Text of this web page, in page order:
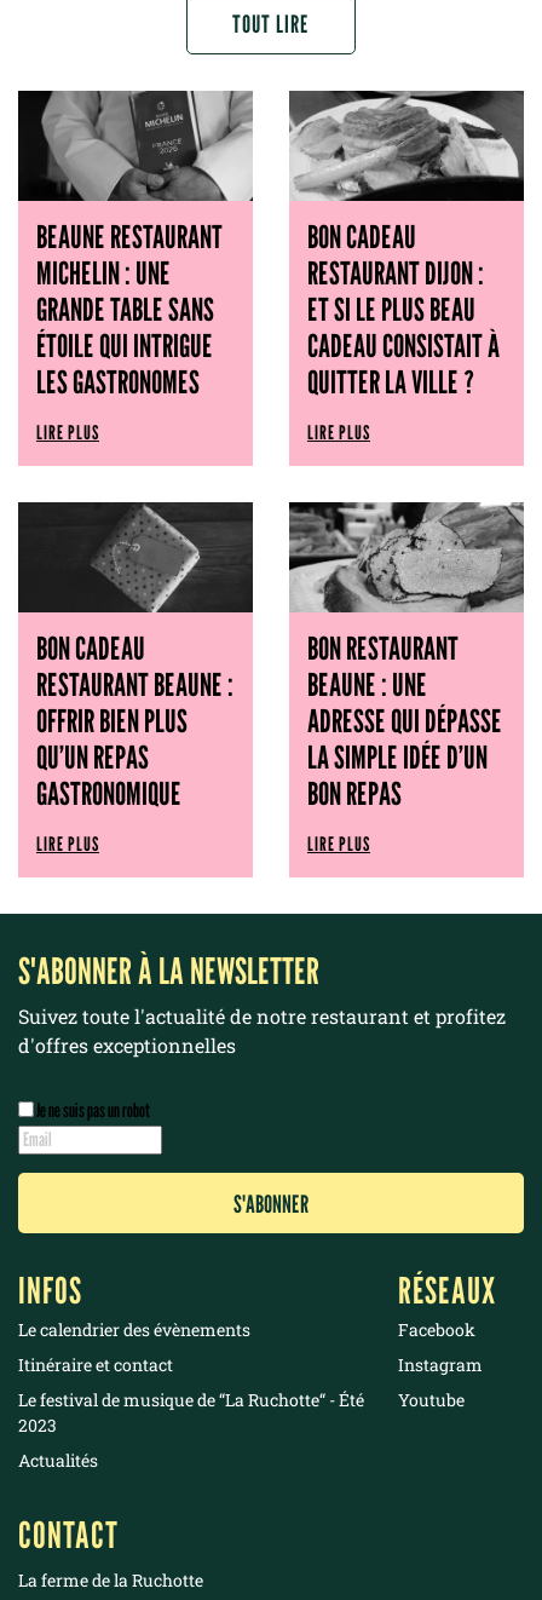
TOUT LIRE
BEAUNE RESTAURANT
MICHELIN : UNE
GRANDE TABLE SANS
ÉTOILE QUI INTRIGUE
LES GASTRONOMES
LIRE PLUS
BON CADEAU
RESTAURANT DIJON :
ET SI LE PLUS BEAU
CADEAU CONSISTAIT À
QUITTER LA VILLE ?
LIRE PLUS
BON CADEAU
RESTAURANT BEAUNE :
OFFRIR BIEN PLUS
QU’UN REPAS
GASTRONOMIQUE
LIRE PLUS
BON RESTAURANT
BEAUNE : UNE
ADRESSE QUI DÉPASSE
LA SIMPLE IDÉE D’UN
BON REPAS
LIRE PLUS
S'ABONNER À LA NEWSLETTER
Suivez toute l'actualité de notre restaurant et profitez
d'offres exceptionnelles
Je ne suis pas un robot
INFOS
Le calendrier des évènements
Itinéraire et contact
Le festival de musique de “La Ruchotte“ - Été
2023
Actualités
RÉSEAUX
Facebook
Instagram
Youtube
CONTACT
La ferme de la Ruchotte